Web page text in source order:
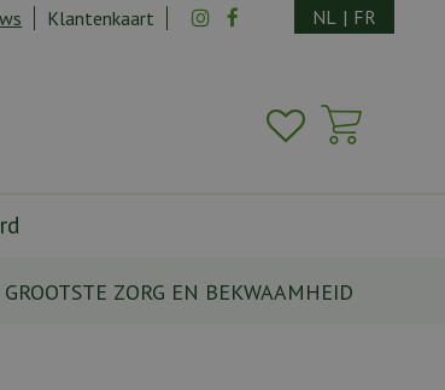
ZORG EN BEKWAAMHEID
Klantenkaart NL | FR